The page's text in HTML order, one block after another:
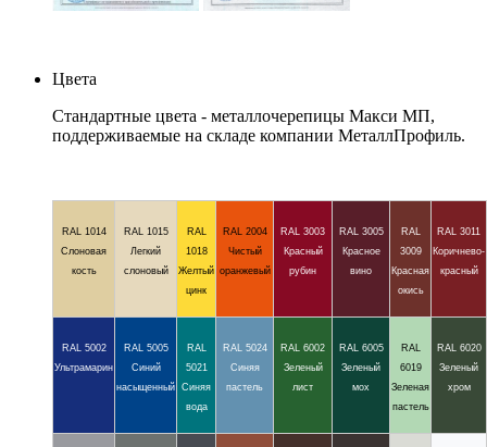
Цвета
Стандартные цвета - металлочерепицы Макси МП,
поддерживаемые на складе компании МеталлПрофиль.
RAL 1014
Слоновая
кость
RAL 1015
Легкий
слоновый
RAL
1018
Желтый
цинк
RAL 2004
Чистый
оранжевый
RAL 3003
Красный
рубин
RAL 3005
Красное
вино
RAL
3009
Красная
окись
RAL 3011
Коричнево-
красный
RAL 5002
Ультрамарин
RAL 5005
Синий
насыщенный
RAL
5021
Синяя
вода
RAL 5024
Синяя
пастель
RAL 6002
Зеленый
лист
RAL 6005
Зеленый
мох
RAL
6019
Зеленая
пастель
RAL 6020
Зеленый
хром